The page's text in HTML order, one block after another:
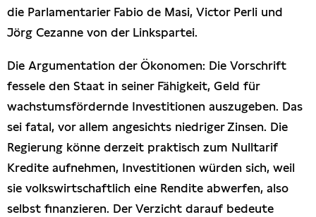
die Parlamentarier Fabio de Masi, Victor Perli und
Jörg Cezanne von der Linkspartei.
Die Argumentation der Ökonomen: Die Vorschrift
fessele den Staat in seiner Fähigkeit, Geld für
wachstumsfördernde Investitionen auszugeben. Das
sei fatal, vor allem angesichts niedriger Zinsen. Die
Regierung könne derzeit praktisch zum Nulltarif
Kredite aufnehmen, Investitionen würden sich, weil
sie volkswirtschaftlich eine Rendite abwerfen, also
selbst finanzieren. Der Verzicht darauf bedeute